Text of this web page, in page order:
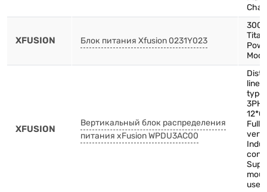
XFUSION Блок питания Xfusion 0231Y023
XFUSION
Вертикальный блок распределения
питания xFusion WPDU3AC00
line-
Full
use